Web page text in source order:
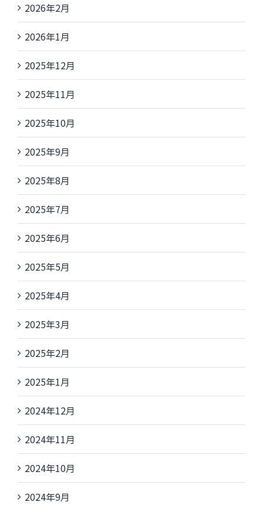
2026年2月
2026年1月
2025年12月
2025年11月
2025年10月
2025年9月
2025年8月
2025年7月
2025年6月
2025年5月
2025年4月
2025年3月
2025年2月
2025年1月
2024年12月
2024年11月
2024年10月
2024年9月